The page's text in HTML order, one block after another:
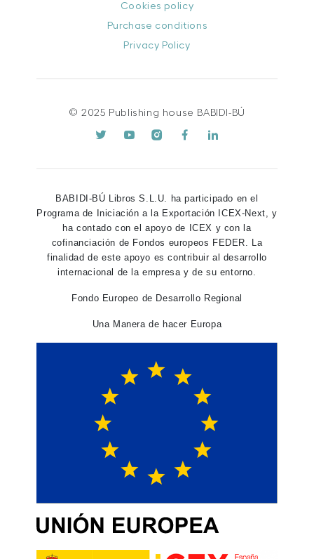
Cookies policy
Purchase conditions
Privacy Policy
© 2025 Publishing house BABIDI-BÚ
BABIDI-BÚ Libros S.L.U. ha participado en el
Programa de Iniciación a la Exportación ICEX-Next, y
ha contado con el apoyo de ICEX y con la
cofinanciación de Fondos europeos FEDER. La
finalidad de este apoyo es contribuir al desarrollo
internacional de la empresa y de su entorno.
Fondo Europeo de Desarrollo Regional
Una Manera de hacer Europa